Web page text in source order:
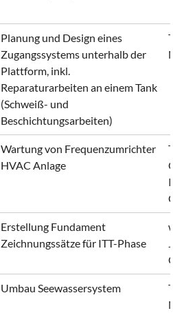
Planung und Design eines
Zugangssystems unterhalb der
Plattform, inkl.
Reparaturarbeiten an einem Tank
(Schweiß- und
Beschichtungsarbeiten)
Wartung von Frequenzumrichter
HVAC Anlage
Erstellung Fundament
Zeichnungssätze für ITT-Phase
Umbau Seewassersystem